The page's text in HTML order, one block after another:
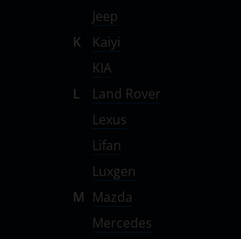
Jeep
K
Kaiyi
KIA
L
Land Rover
Lexus
Lifan
Luxgen
M Mazda
Mercedes